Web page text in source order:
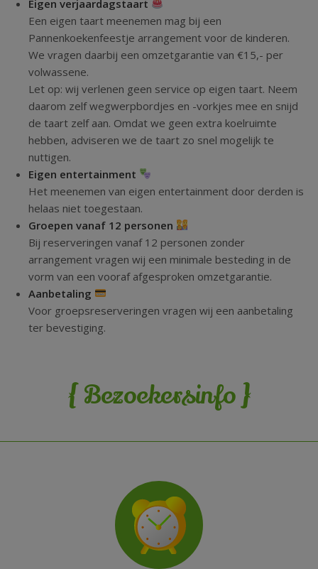
Eigen verjaardagstaart
Een eigen taart meenemen mag bij een
Pannenkoekenfeestje arrangement voor de kinderen.
We vragen daarbij een omzetgarantie van €15,- per
volwassene.
Let op: wij verlenen geen service op eigen taart. Neem
daarom zelf wegwerpbordjes en -vorkjes mee en snijd
de taart zelf aan. Omdat we geen extra koelruimte
hebben, adviseren we de taart zo snel mogelijk te
nuttigen.
Eigen entertainment
Het meenemen van eigen entertainment door derden is
helaas niet toegestaan.
Groepen vanaf 12 personen
Bij reserveringen vanaf 12 personen zonder
arrangement vragen wij een minimale besteding in de
vorm van een vooraf afgesproken omzetgarantie.
Aanbetaling
Voor groepsreserveringen vragen wij een aanbetaling
ter bevestiging.
{Bezoekersinfo }